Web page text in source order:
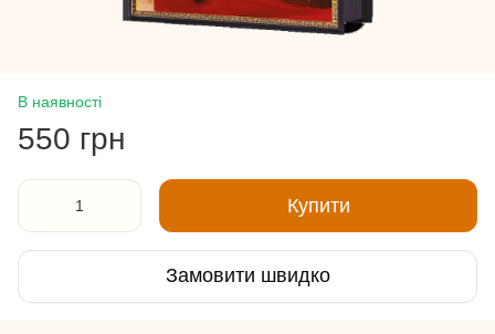
В наявності
550 грн
Купити
Замовити швидко